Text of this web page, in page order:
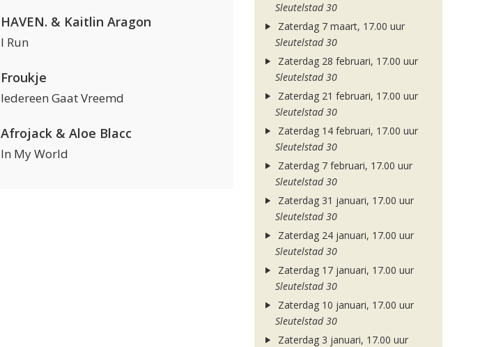
HAVEN. & Kaitlin Aragon
I Run
Froukje
Iedereen Gaat Vreemd
Afrojack & Aloe Blacc
In My World
Sleutelstad 30
Zaterdag 7 maart, 17.00 uur
Sleutelstad 30
Zaterdag 28 februari, 17.00 uur
Sleutelstad 30
Zaterdag 21 februari, 17.00 uur
Sleutelstad 30
Zaterdag 14 februari, 17.00 uur
Sleutelstad 30
Zaterdag 7 februari, 17.00 uur
Sleutelstad 30
Zaterdag 31 januari, 17.00 uur
Sleutelstad 30
Zaterdag 24 januari, 17.00 uur
Sleutelstad 30
Zaterdag 17 januari, 17.00 uur
Sleutelstad 30
Zaterdag 10 januari, 17.00 uur
Sleutelstad 30
Zaterdag 3 januari, 17.00 uur